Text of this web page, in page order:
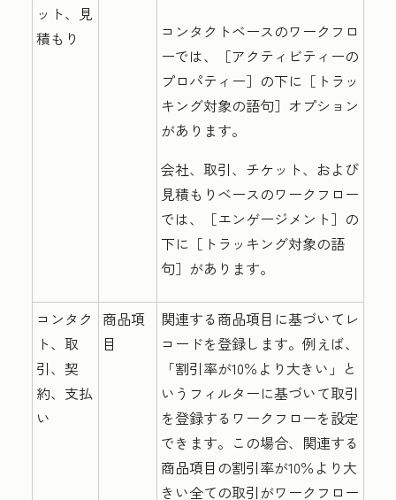
ット、見
積もり
コンタクトベースのワークフロ
ーでは、［アクティビティーの
プロパティー］ の下に［トラッ
キング対象の語句］ オプション
があります。
会社、取引、チケット、および
見積もりベースのワークフロー
では、［エンゲージメント］ の
下に［トラッキング対象の語
句］ があります。
コンタク
ト、取
引、契
約、支払
い
商品項
目
関連する商品項目に基づいてレ
コードを登録します。例えば、
「割引率が10％より大きい」と
いうフィルターに基づいて取引
を登録するワークフローを設定
できます。この場合、関連する
商品項目の割引率が10％より大
きい全ての取引がワークフロー